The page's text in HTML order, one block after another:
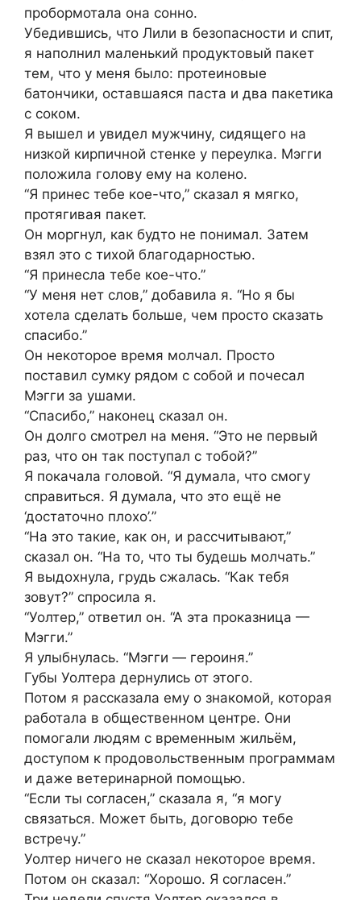
пробормотала она сонно.
Убедившись, что Лили в безопасности и спит,
я наполнил маленький продуктовый пакет
тем, что у меня было: протеиновые
батончики, оставшаяся паста и два пакетика
с соком.
Я вышел и увидел мужчину, сидящего на
низкой кирпичной стенке у переулка. Мэгги
положила голову ему на колено.
“Я принес тебе кое-что,” сказал я мягко,
протягивая пакет.
Он моргнул, как будто не понимал. Затем
взял это с тихой благодарностью.
“Я принесла тебе кое-что.”
“У меня нет слов,” добавила я. “Но я бы
хотела сделать больше, чем просто сказать
спасибо.”
Он некоторое время молчал. Просто
поставил сумку рядом с собой и почесал
Мэгги за ушами.
“Спасибо,” наконец сказал он.
Он долго смотрел на меня. “Это не первый
раз, что он так поступал с тобой?”
Я покачала головой. “Я думала, что смогу
справиться. Я думала, что это ещё не
‘достаточно плохо’.”
“На это такие, как он, и рассчитывают,”
сказал он. “На то, что ты будешь молчать.”
Я выдохнула, грудь сжалась. “Как тебя
зовут?” спросила я.
“Уолтер,” ответил он. “А эта проказница —
Мэгги.”
Я улыбнулась. “Мэгги — героиня.”
Губы Уолтера дернулись от этого.
Потом я рассказала ему о знакомой, которая
работала в общественном центре. Они
помогали людям с временным жильём,
доступом к продовольственным программам
и даже ветеринарной помощью.
“Если ты согласен,” сказала я, “я могу
связаться. Может быть, договорю тебе
встречу.”
Уолтер ничего не сказал некоторое время.
Потом он сказал: “Хорошо. Я согласен.”